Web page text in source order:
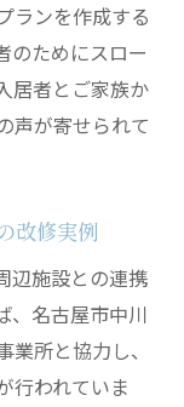
ランを作成する
のためにスロー
居者とご家族か
声が寄せられて
改修実例
辺施設との連携
、名古屋市中川
所と協力し、
行われていま